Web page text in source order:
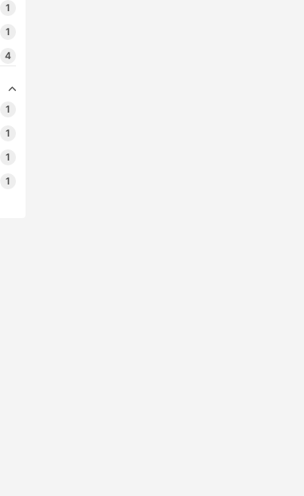
1
1
4
1
1
1
1